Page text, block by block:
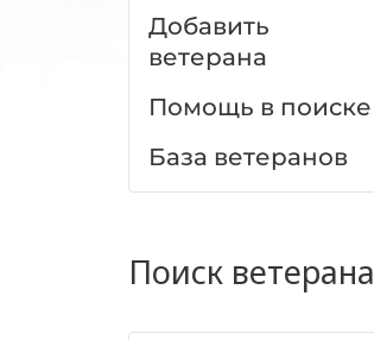
Добавить
ветерана
Помощь в поиске
База ветеранов
Поиск ветерана